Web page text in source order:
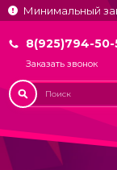
Минимальный
8(925)794-50-
Заказать звонок